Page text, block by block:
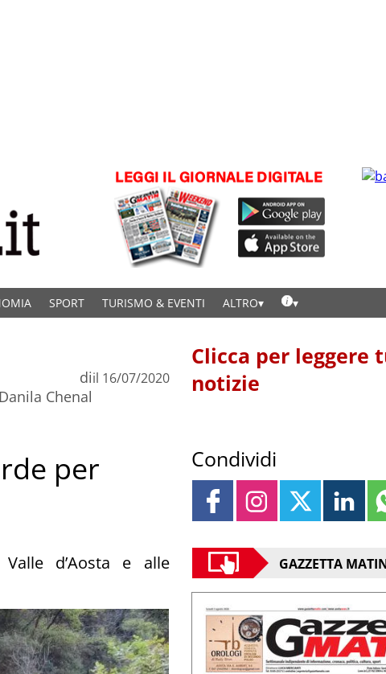
SPORT TURISMO & EVENTI ALTRO
di
Danila Chenal
il 16/07/2020
per
d’Aosta e alle
Clicca per leggere
notizie
Condividi
GAZZETTA